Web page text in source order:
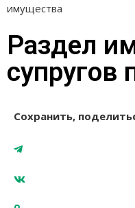
имущества
Раздел
супругов
Сохранить,